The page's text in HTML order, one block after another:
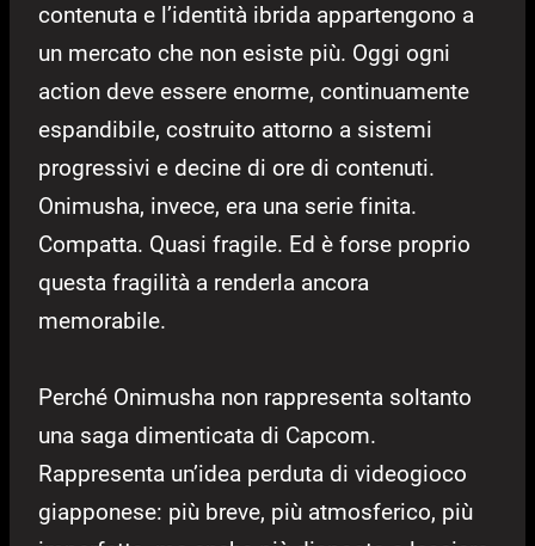
contenuta e l’identità ibrida appartengono a
un mercato che non esiste più. Oggi ogni
action deve essere enorme, continuamente
espandibile, costruito attorno a sistemi
progressivi e decine di ore di contenuti.
Onimusha, invece, era una serie finita.
Compatta. Quasi fragile. Ed è forse proprio
questa fragilità a renderla ancora
memorabile.
Perché Onimusha non rappresenta soltanto
una saga dimenticata di Capcom.
Rappresenta un’idea perduta di videogioco
giapponese: più breve, più atmosferico, più